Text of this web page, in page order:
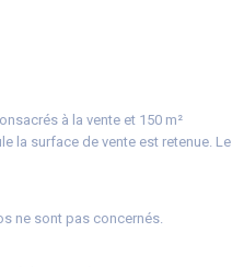
à la vente et 150 m²
la surface de vente est retenue. Le
ne sont pas concernés.